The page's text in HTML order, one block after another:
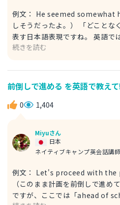
例文： He seemed somewhat
しそうだったよ。） 「どことなく」ですが、少しの程度を
表す日本語表現ですね。 英語
ュアンスかと思います。 例文で
うな表現もできます。 例文： He seemed a little happy.
（彼は少し嬉しそうだったよ。） こちらは「a little」を
って、少しの反応に言及してい
んとなく感じられる嬉しさの程
続きを読む
前倒しで進める を英語で教え
0 1,404
Miyuさん
ネイティブキャンプ英会話講師
日本
例文： Let's proceed with the
（このまま計画を前倒しで進めて行こう。
ですが、ここでは「ahead of